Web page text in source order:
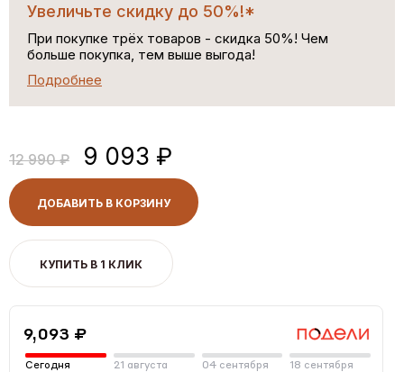
Увеличьте скидку до 50%!*
При покупке трёх товаров - скидка 50%! Чем
больше покупка, тем выше выгода!
Подробнее
12 990 ₽ 9 093 ₽
ДОБАВИТЬ В КОРЗИНУ
КУПИТЬ В 1 КЛИК
9,093 ₽
Сегодня 21 августа 04 сентября 18 сентября